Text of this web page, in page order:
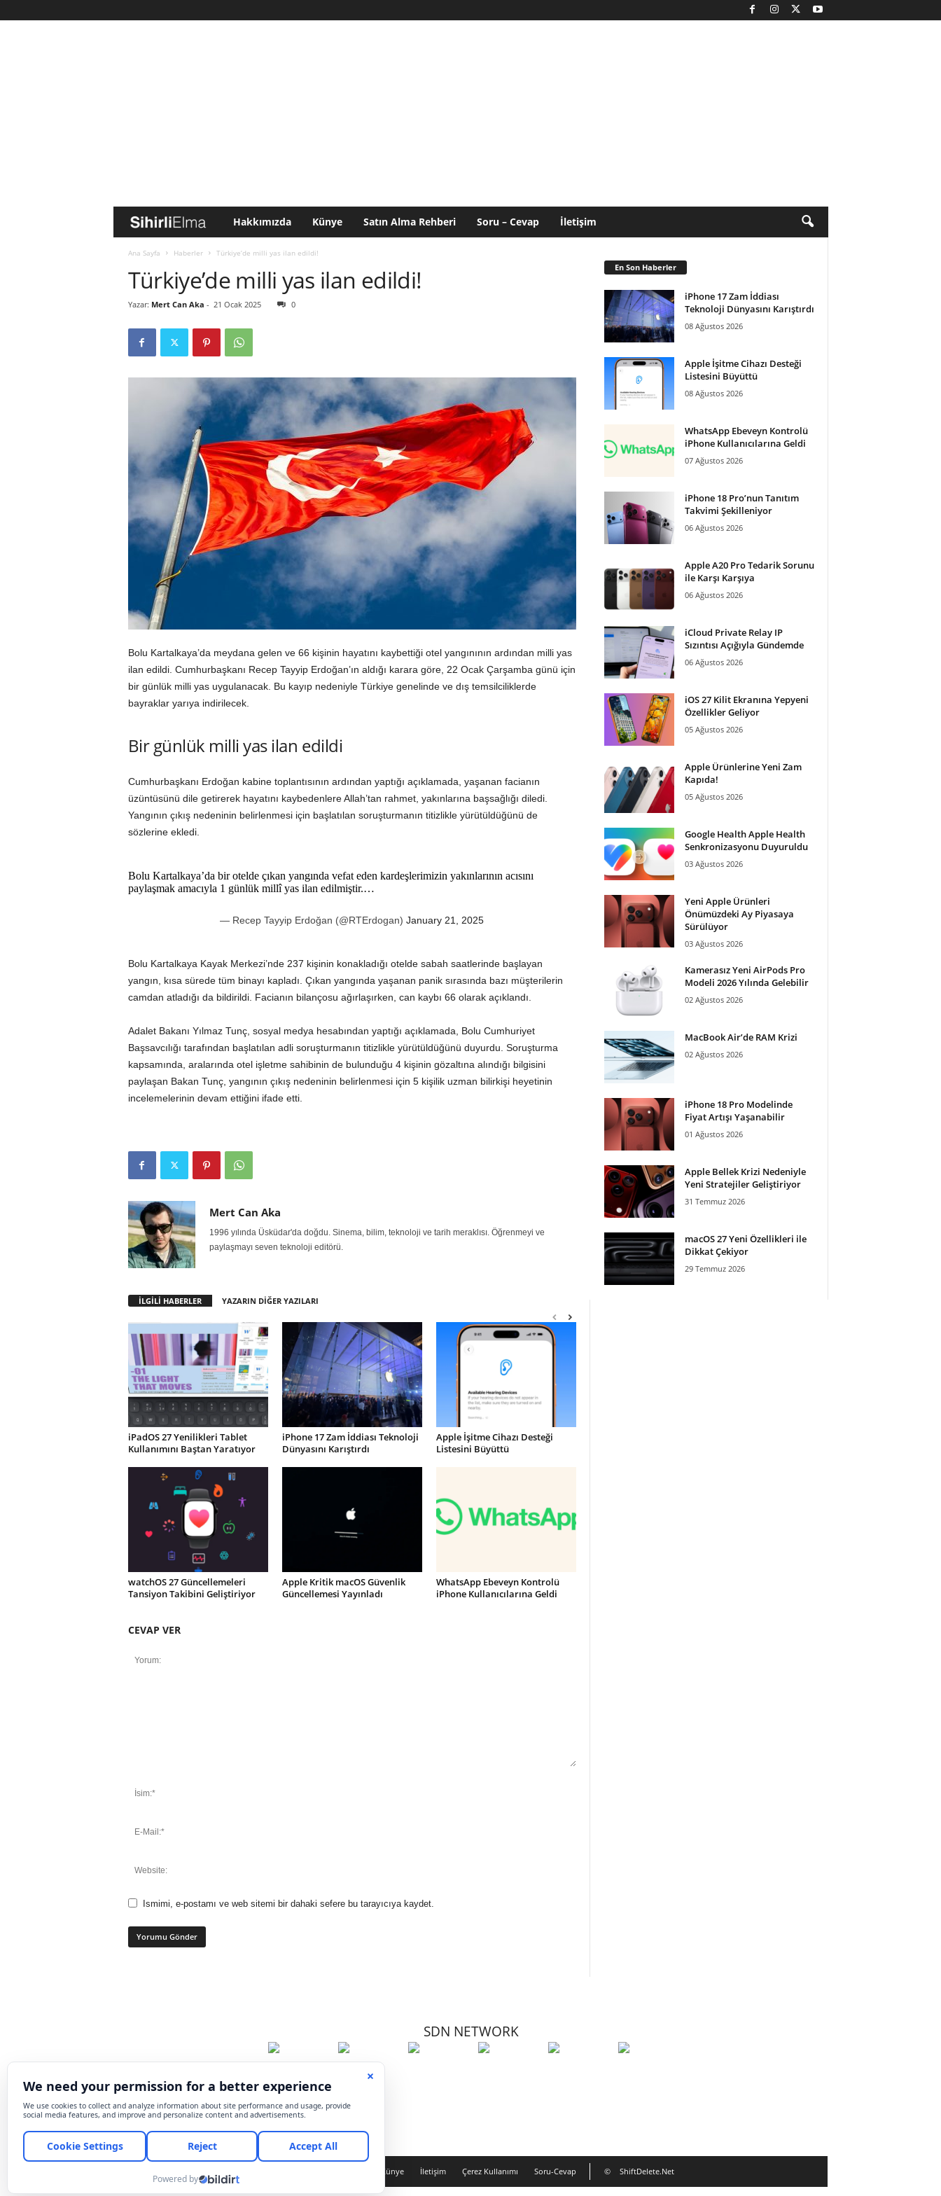
i
h
l
l
m
a
Hakkımızda Künye Satın Alma Rehberi Soru – Cevap İletişim
Ana Sayfa Haberler Türkiye’de milli yas ilan edildi!
Türkiye’de milli yas ilan edildi!
Yazar: Mert Can Aka - 21 Ocak 2025 0
Bolu Kartalkaya’da meydana gelen ve 66 kişinin hayatını kaybettiği otel yangınının ardından milli yas
ilan edildi. Cumhurbaşkanı Recep Tayyip Erdoğan’ın aldığı karara göre, 22 Ocak Çarşamba günü için
bir günlük milli yas uygulanacak. Bu kayıp nedeniyle Türkiye genelinde ve dış temsilciliklerde
bayraklar yarıya indirilecek.
Bir günlük milli yas ilan edildi
Cumhurbaşkanı Erdoğan kabine toplantısının ardından yaptığı açıklamada, yaşanan facianın
üzüntüsünü dile getirerek hayatını kaybedenlere Allah’tan rahmet, yakınlarına başsağlığı diledi.
Yangının çıkış nedeninin belirlenmesi için başlatılan soruşturmanın titizlikle yürütüldüğünü de
sözlerine ekledi.
Bolu Kartalkaya’da bir otelde çıkan yangında vefat eden kardeşlerimizin yakınlarının acısını
paylaşmak amacıyla 1 günlük millî yas ilan edilmiştir.…
— Recep Tayyip Erdoğan (@RTErdogan) January 21, 2025
Bolu Kartalkaya Kayak Merkezi’nde 237 kişinin konakladığı otelde sabah saatlerinde başlayan
yangın, kısa sürede tüm binayı kapladı. Çıkan yangında yaşanan panik sırasında bazı müşterilerin
camdan atladığı da bildirildi. Facianın bilançosu ağırlaşırken, can kaybı 66 olarak açıklandı.
Adalet Bakanı Yılmaz Tunç, sosyal medya hesabından yaptığı açıklamada, Bolu Cumhuriyet
Başsavcılığı tarafından başlatılan adli soruşturmanın titizlikle yürütüldüğünü duyurdu. Soruşturma
kapsamında, aralarında otel işletme sahibinin de bulunduğu 4 kişinin gözaltına alındığı bilgisini
paylaşan Bakan Tunç, yangının çıkış nedeninin belirlenmesi için 5 kişilik uzman bilirkişi heyetinin
incelemelerinin devam ettiğini ifade etti.
Mert Can Aka
1996 yılında Üsküdar'da doğdu. Sinema, bilim, teknoloji ve tarih meraklısı. Öğrenmeyi ve
paylaşmayı seven teknoloji editörü.
İLGİLİ HABERLER YAZARIN DİĞER YAZILARI
iPadOS 27 Yenilikleri Tablet
Kullanımını Baştan Yaratıyor
iPhone 17 Zam İddiası Teknoloji
Dünyasını Karıştırdı
Apple İşitme Cihazı Desteği
Listesini Büyüttü
watchOS 27 Güncellemeleri
Tansiyon Takibini Geliştiriyor
Apple Kritik macOS Güvenlik
Güncellemesi Yayınladı
WhatsApp Ebeveyn Kontrolü
iPhone Kullanıcılarına Geldi
CEVAP VER
Ismimi, e-postamı ve web sitemi bir dahaki sefere bu tarayıcıya kaydet.
En Son Haberler
iPhone 17 Zam İddiası
Teknoloji Dünyasını Karıştırdı
08 Ağustos 2026
Apple İşitme Cihazı Desteği
Listesini Büyüttü
08 Ağustos 2026
WhatsApp Ebeveyn Kontrolü
iPhone Kullanıcılarına Geldi
07 Ağustos 2026
iPhone 18 Pro’nun Tanıtım
Takvimi Şekilleniyor
06 Ağustos 2026
Apple A20 Pro Tedarik Sorunu
ile Karşı Karşıya
06 Ağustos 2026
iCloud Private Relay IP
Sızıntısı Açığıyla Gündemde
06 Ağustos 2026
iOS 27 Kilit Ekranına Yepyeni
Özellikler Geliyor
05 Ağustos 2026
Apple Ürünlerine Yeni Zam
Kapıda!
05 Ağustos 2026
Google Health Apple Health
Senkronizasyonu Duyuruldu
03 Ağustos 2026
Yeni Apple Ürünleri
Önümüzdeki Ay Piyasaya
Sürülüyor
03 Ağustos 2026
Kamerasız Yeni AirPods Pro
Modeli 2026 Yılında Gelebilir
02 Ağustos 2026
MacBook Air’de RAM Krizi
02 Ağustos 2026
iPhone 18 Pro Modelinde
Fiyat Artışı Yaşanabilir
01 Ağustos 2026
Apple Bellek Krizi Nedeniyle
Yeni Stratejiler Geliştiriyor
31 Temmuz 2026
macOS 27 Yeni Özellikleri ile
Dikkat Çekiyor
29 Temmuz 2026
SDN NETWORK
Künye İletişim Çerez Kullanımı Soru-Cevap © ShiftDelete.Net